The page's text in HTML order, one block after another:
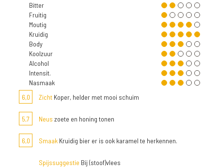
Bitter
Fruitig
Moutig
Kruidig
Body
Koolzuur
Alcohol
Intensit.
Nasmaak
6,0
Zicht Koper, helder met mooi schuim
5,7 Neus zoete en honing tonen
6,0 Smaak Kruidig bier er is ook karamel te herkennen.
Spijssuggestie Bij (stoof)vlees